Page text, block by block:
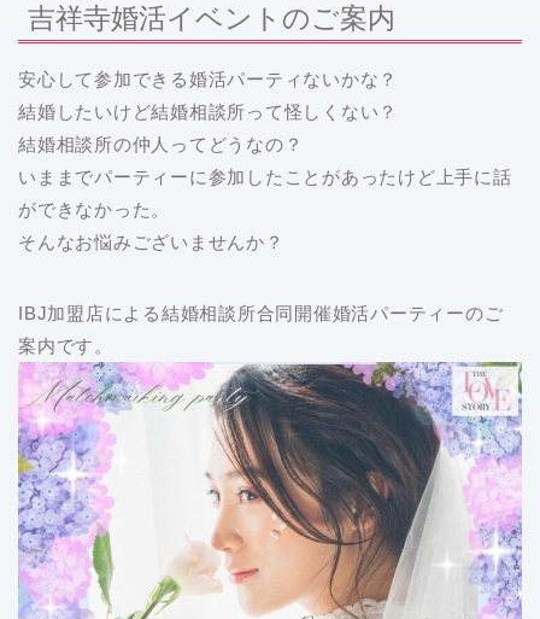
吉祥寺婚活イベントのご案内
安心して参加できる婚活パーティないかな？
結婚したいけど結婚相談所って怪しくない？
結婚相談所の仲人ってどうなの？
いままでパーティーに参加したことがあったけど上手に話
ができなかった。
そんなお悩みございませんか？
IBJ加盟店による結婚相談所合同開催婚活パーティーのご
案内です。